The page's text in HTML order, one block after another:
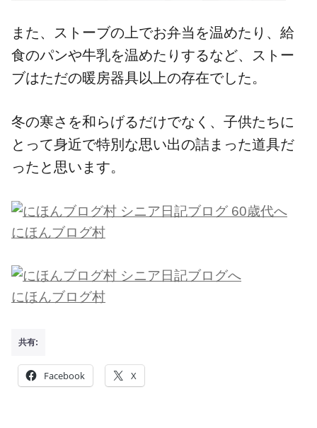
また、ストーブの上でお弁当を温めたり、給
食のパンや牛乳を温めたりするなど、ストー
ブはただの暖房器具以上の存在でした。
冬の寒さを和らげるだけでなく、子供たちに
とって身近で特別な思い出の詰まった道具だ
ったと思います。
にほんブログ村
にほんブログ村
共有:
Facebook X